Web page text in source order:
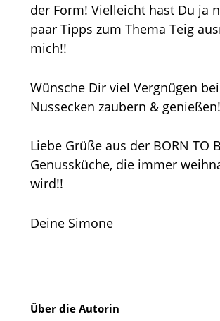
der Form! Vielleicht hast Du ja
paar Tipps zum Thema Teig
mich!!
Wünsche Dir viel Vergnügen
Nussecken zaubern &
Liebe Grüße aus der BORN TO
Genussküche, die immer
wird!!
Deine Simone
Über die Autorin